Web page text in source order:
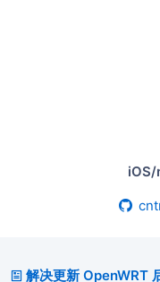
iOS/
解决更新 OpenWRT